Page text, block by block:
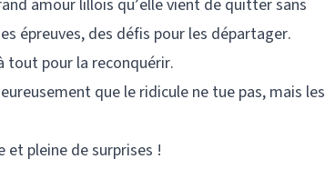
amour lillois qu’elle vient de quitter sans
épreuves, des défis pour les départager.
tout pour la reconquérir.
que le ridicule ne tue pas, mais les
et pleine de surprises !